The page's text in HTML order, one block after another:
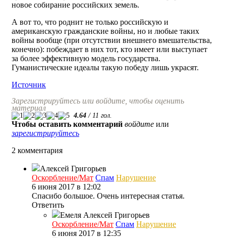
новое собирание российских земель.
А вот то, что роднит не только российскую и
американскую гражданские войны, но и любые таких
войны вообще (при отсутствии внешнего вмешательства,
конечно): побеждает в них тот, кто имеет или выступает
за более эффективную модель государства.
Гуманистические идеалы такую победу лишь украсят.
Источник
Зарегистрируйтесь или войдите, чтобы оценить
материал
4.64 / 11 гол.
Чтобы оставить комментарий войдите или
зарегистрируйтесь
2 комментария
Алексей Григорьев
Оскорбление/Мат Спам Нарушение
6 июня 2017 в 12:02
Спасибо большое. Очень интересная статья.
Ответить
Емеля Алексей Григорьев
Оскорбление/Мат Спам Нарушение
6 июня 2017 в 12:35